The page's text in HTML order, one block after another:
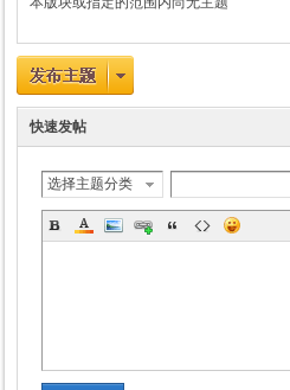
时
快速发帖
选择主题分类